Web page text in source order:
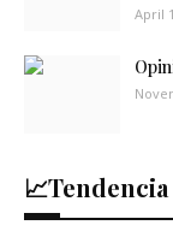
April
📈Tendencia